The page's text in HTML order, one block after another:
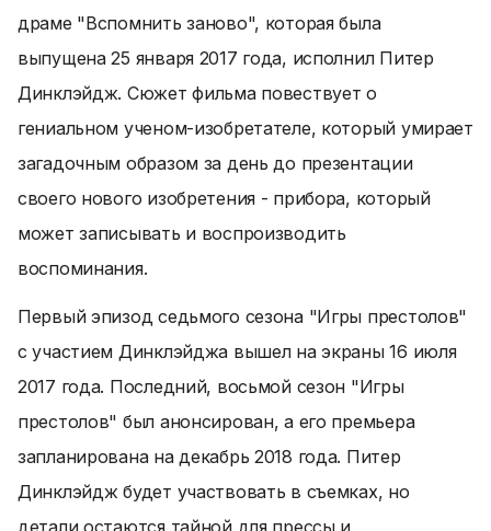
драме "Вспомнить заново", которая была
выпущена 25 января 2017 года, исполнил Питер
Динклэйдж. Сюжет фильма повествует о
гениальном ученом-изобретателе, который умирает
загадочным образом за день до презентации
своего нового изобретения - прибора, который
может записывать и воспроизводить
воспоминания.
Первый эпизод седьмого сезона "Игры престолов"
с участием Динклэйджа вышел на экраны 16 июля
2017 года. Последний, восьмой сезон "Игры
престолов" был анонсирован, а его премьера
запланирована на декабрь 2018 года. Питер
Динклэйдж будет участвовать в съемках, но
детали остаются тайной для прессы и